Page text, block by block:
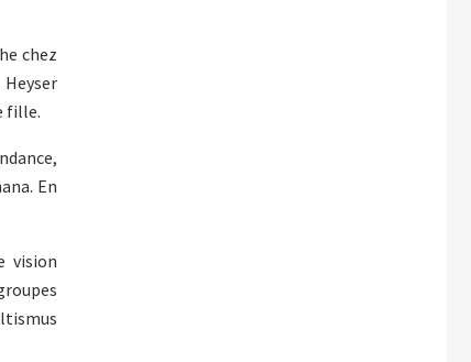
chez
fille.
En
vision